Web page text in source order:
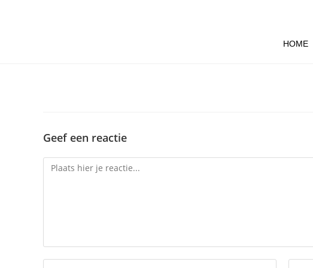
HOME
Geef een reactie